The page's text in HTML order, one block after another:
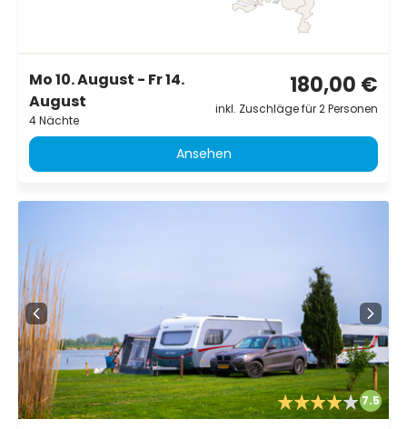
Mo 10. August - Fr 14.
August
4 Nächte
180,00 €
inkl. Zuschläge für 2 Personen
Ansehen
7.5